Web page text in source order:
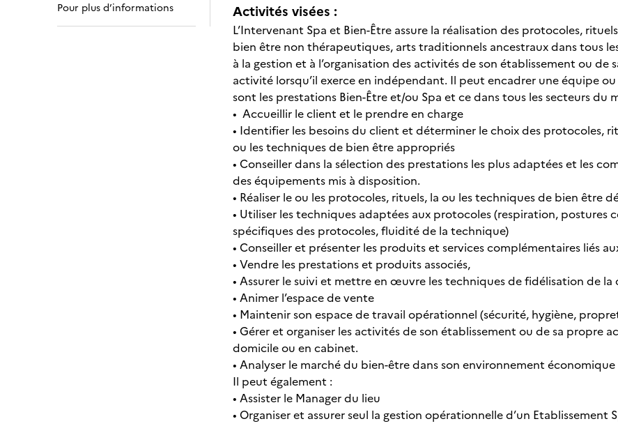
Pour plus d’informations Activités visées :
L’Intervenant Spa et Bien-Être assure la réalisation des protocoles,
bien être non thérapeutiques, arts traditionnels ancestraux dans tous
à la gestion et à l’organisation des activités de son établissement ou de
activité lorsqu’il exerce en indépendant. Il peut encadrer une équipe
sont les prestations Bien-Être et/ou Spa et ce dans tous les secteurs du
• Accueillir le client et le prendre en charge
• Identifier les besoins du client et déterminer le choix des protocoles,
ou les techniques de bien être appropriés
• Conseiller dans la sélection des prestations les plus adaptées et les
des équipements mis à disposition.
• Réaliser le ou les protocoles, rituels, la ou les techniques de bien être
• Utiliser les techniques adaptées aux protocoles (respiration, postures
spécifiques des protocoles, fluidité de la technique)
• Conseiller et présenter les produits et services complémentaires liés
• Vendre les prestations et produits associés,
• Assurer le suivi et mettre en œuvre les techniques de fidélisation de la
• Animer l’espace de vente
• Maintenir son espace de travail opérationnel (sécurité, hygiène,
• Gérer et organiser les activités de son établissement ou de sa propre
domicile ou en cabinet.
• Analyser le marché du bien-être dans son environnement économique
Il peut également :
• Assister le Manager du lieu
• Organiser et assurer seul la gestion opérationnelle d’un Etablissement